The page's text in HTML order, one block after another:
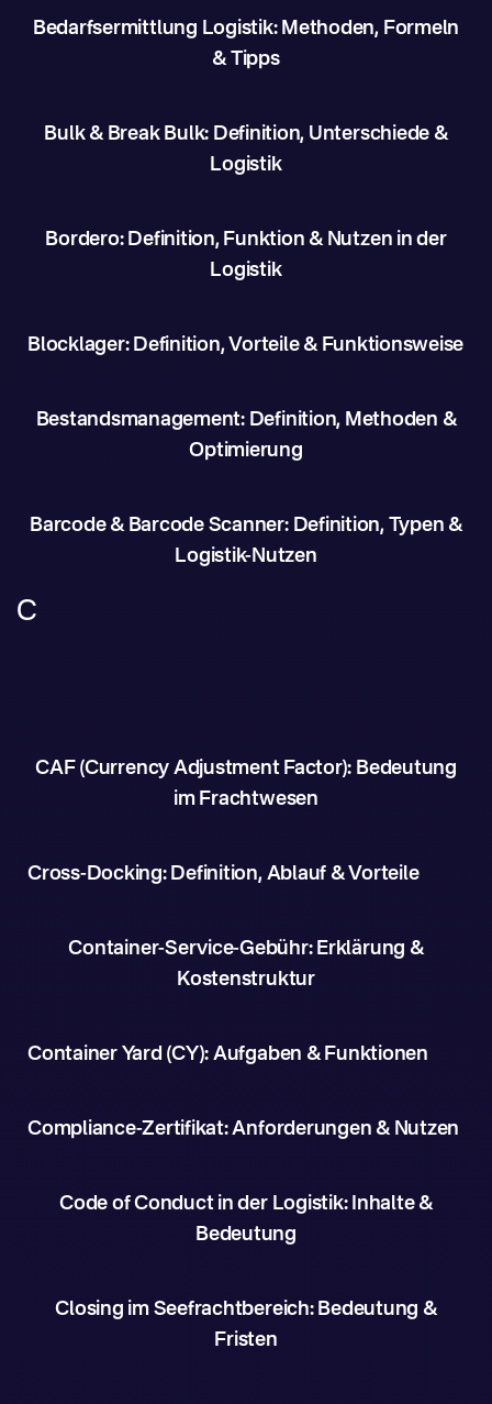
Bedarfsermittlung Logistik: Methoden, Formeln
& Tipps
Bulk & Break Bulk: Definition, Unterschiede &
Logistik
Bordero: Definition, Funktion & Nutzen in der
Logistik
Blocklager: Definition, Vorteile & Funktionsweise
Bestandsmanagement: Definition, Methoden &
Optimierung
Barcode & Barcode Scanner: Definition, Typen &
Logistik-Nutzen
C
CAF (Currency Adjustment Factor): Bedeutung
im Frachtwesen
Cross-Docking: Definition, Ablauf & Vorteile
Container-Service-Gebühr: Erklärung &
Kostenstruktur
Container Yard (CY): Aufgaben & Funktionen
Compliance-Zertifikat: Anforderungen & Nutzen
Code of Conduct in der Logistik: Inhalte &
Bedeutung
Closing im Seefrachtbereich: Bedeutung &
Fristen